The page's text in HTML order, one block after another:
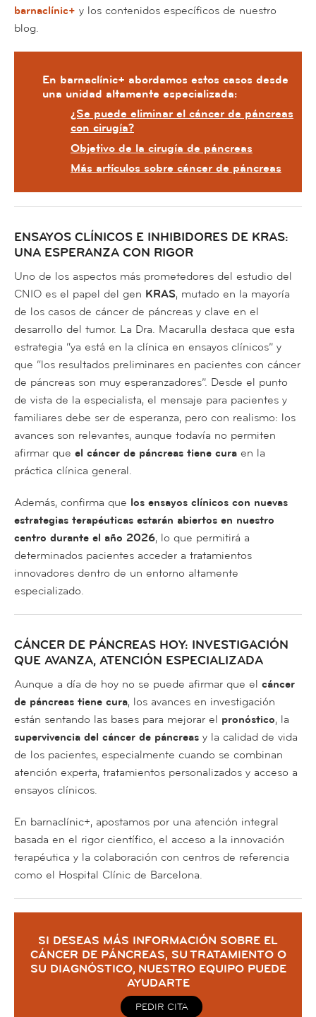
barnaclínic+ y los contenidos específicos de nuestro
blog.
En barnaclínic+ abordamos estos casos desde
una unidad altamente especializada:
¿Se puede eliminar el cáncer de páncreas
con cirugía?
Objetivo de la cirugía de páncreas
Más artículos sobre cáncer de páncreas
ENSAYOS CLÍNICOS E INHIBIDORES DE KRAS:
UNA ESPERANZA CON RIGOR
Uno de los aspectos más prometedores del estudio del
CNIO es el papel del gen KRAS, mutado en la mayoría
de los casos de cáncer de páncreas y clave en el
desarrollo del tumor. La Dra. Macarulla destaca que esta
estrategia “ya está en la clínica en ensayos clínicos” y
que “los resultados preliminares en pacientes con cáncer
de páncreas son muy esperanzadores”. Desde el punto
de vista de la especialista, el mensaje para pacientes y
familiares debe ser de esperanza, pero con realismo: los
avances son relevantes, aunque todavía no permiten
afirmar que el cáncer de páncreas tiene cura en la
práctica clínica general.
Además, confirma que los ensayos clínicos con nuevas
estrategias terapéuticas estarán abiertos en nuestro
centro durante el año 2026, lo que permitirá a
determinados pacientes acceder a tratamientos
innovadores dentro de un entorno altamente
especializado.
CÁNCER DE PÁNCREAS HOY: INVESTIGACIÓN
QUE AVANZA, ATENCIÓN ESPECIALIZADA
Aunque a día de hoy no se puede afirmar que el cáncer
de páncreas tiene cura, los avances en investigación
están sentando las bases para mejorar el pronóstico, la
supervivencia del cáncer de páncreas y la calidad de vida
de los pacientes, especialmente cuando se combinan
atención experta, tratamientos personalizados y acceso a
ensayos clínicos.
En barnaclínic+, apostamos por una atención integral
basada en el rigor científico, el acceso a la innovación
terapéutica y la colaboración con centros de referencia
como el Hospital Clínic de Barcelona.
SI DESEAS MÁS INFORMACIÓN SOBRE EL
CÁNCER DE PÁNCREAS, SU TRATAMIENTO O
SU DIAGNÓSTICO, NUESTRO EQUIPO PUEDE
AYUDARTE
PEDIR CITA